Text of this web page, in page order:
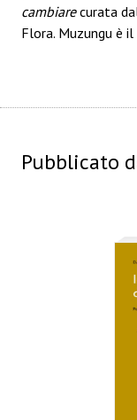
cambiarecurata
Flora. Muzungu è
Pubblicato